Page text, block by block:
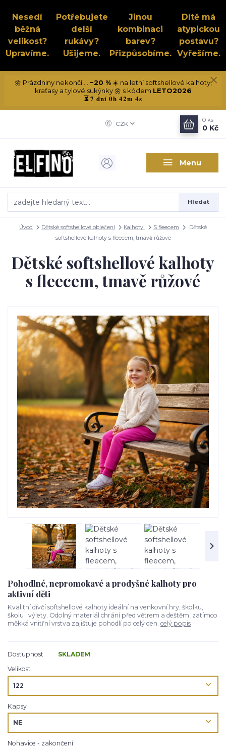
Nesedí
běžná
velikost?
Upravíme.
Potřebujete
delší
rukávy?
Ušijeme.
Jinou
kombinaci
barev?
Přizpůsobíme.
Dítě má
atypickou
postavu?
Vyřešíme.
🌼 Prázdniny nekončí ... −20 %☀️ na letní softshellové kalhoty,
kraťasy a tylové sukýnky 🌼 s kódem LETO2026
⏳7 dní 0h 42m 3s
Menu
CZK
Hledat
0 ks
0 Kč
Úvod Dětské softshellové oblečení Kalhoty S fleecem
Dětské
softshellové kalhoty s fleecem, tmavě růžové
Dětské softshellové kalhoty
s fleecem, tmavě růžové
Pohodlné, nepromokavé a prodyšné kalhoty pro
aktivní děti
Kvalitní dívčí softshellové kalhoty ideální na venkovní hry, školku,
školu i výlety. Odolný materiál chrání před větrem a deštěm, zatímco
měkká vnitřní vrstva zajišťuje pohodlí po celý den. celý popis
Dostupnost
SKLADEM
Velikost
Kapsy
Nohavice - zakončení